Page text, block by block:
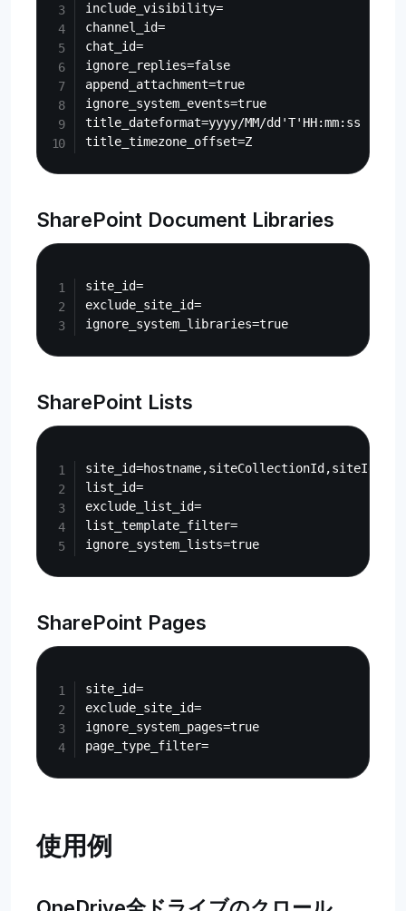
include_visibility=
channel_id=
chat_id=
ignore_replies=false
append_attachment=true
ignore_system_events=true
title_dateformat=yyyy/MM/dd'T'HH:mm:ss
SharePoint Document Libraries
site_id=
exclude_site_id=
SharePoint Lists
site_id=hostname,siteCollectionId,siteId
list_id=
exclude_list_id=
list_template_filter=
SharePoint Pages
site_id=
exclude_site_id=
ignore_system_pages=true
使用例